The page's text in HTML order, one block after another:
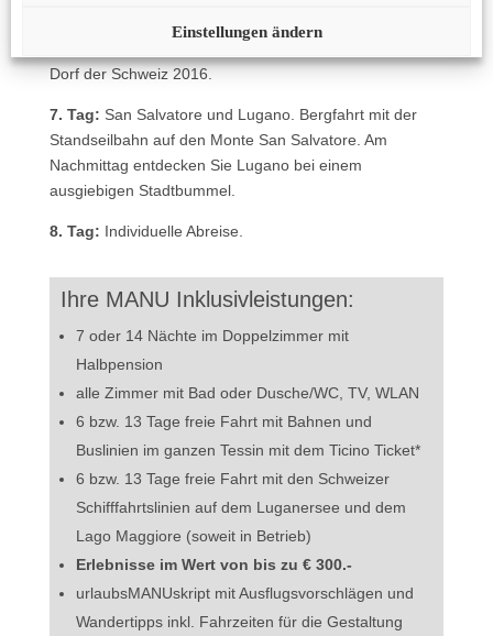
Einstellungen ändern
Schifffahrt Lago di Lugano. Schifffahrt auf dem
Dorf der Schweiz 2016.
7. Tag: San Salvatore und Lugano. Bergfahrt mit der
Standseilbahn auf den Monte San Salvatore. Am
Nachmittag entdecken Sie Lugano bei einem
ausgiebigen Stadtbummel.
8. Tag: Individuelle Abreise.
Ihre MANU Inklusivleistungen:
7 oder 14 Nächte im Doppelzimmer mit
Halbpension
alle Zimmer mit Bad oder Dusche/WC, TV, WLAN
6 bzw. 13 Tage freie Fahrt mit Bahnen und
Buslinien im ganzen Tessin mit dem Ticino Ticket*
6 bzw. 13 Tage freie Fahrt mit den Schweizer
Schifffahrtslinien auf dem Luganersee und dem
Lago Maggiore (soweit in Betrieb)
Erlebnisse im Wert von bis zu € 300.-
urlaubsMANUskript mit Ausflugsvorschlägen und
Wandertipps inkl. Fahrzeiten für die Gestaltung